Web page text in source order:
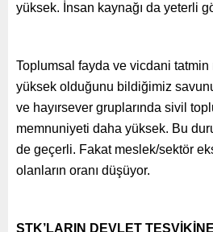
yüksek. İnsan kaynağı da yeterli
Toplumsal fayda ve vicdani
yüksek olduğunu bildiğimiz
ve hayırsever gruplarında sivil
memnuniyeti daha yüksek. Bu
de geçerli. Fakat meslek/sektör
olanların oranı düşüyor.
STK’LARIN DEVLET